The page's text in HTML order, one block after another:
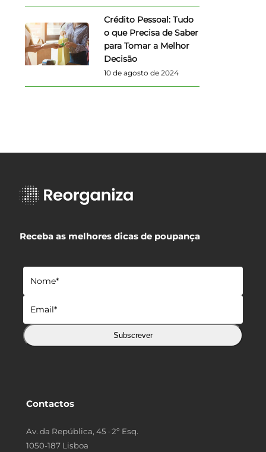
Crédito Pessoal: Tudo
o que Precisa de Saber
para Tomar a Melhor
Decisão
10 de agosto de 2024
Receba as melhores dicas de poupança
Subscrever
Contactos
Av. da República, 45 · 2º Esq.
1050-187 Lisboa